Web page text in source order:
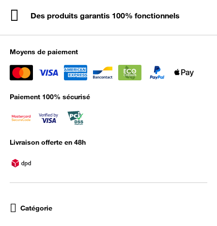
Des produits garantis 100% fonctionnels
Moyens de paiement
Paiement 100% sécurisé
Livraison offerte en 48h
Catégorie